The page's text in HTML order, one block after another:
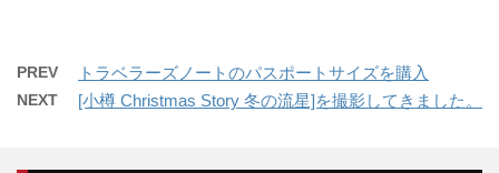
PREV トラベラーズノートのパスポートサイズを購入
NEXT [小樽 Christmas Story 冬の流星]を撮影してきました。